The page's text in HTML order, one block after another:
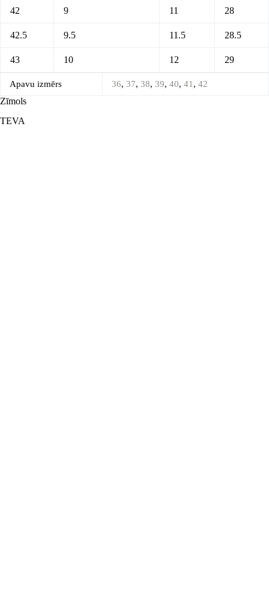
42 9 11 28
42.5 9.5 11.5 28.5
43 10 12 29
Apavu izmērs 36, 37, 38, 39, 40, 41 , 42
Zīmols
TEVA